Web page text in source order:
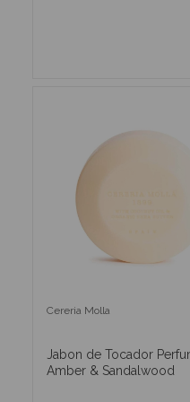
Cereria Molla
Jabon de Tocador
Amber & Sandalwood